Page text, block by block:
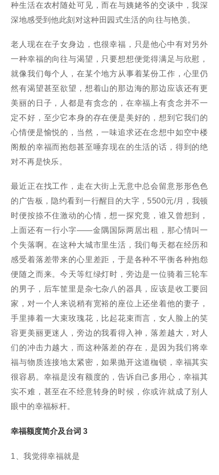
种生活在农村随处可见，而在与姨姥爷的交谈中，我深
深地感受到他此刻对这种田园式生活的向往与艳羡。
老人现在在子女身边，也很幸福，只是他心中有对另外
一种幸福的向往与渴望，只要想想便觉得满足与欣慰，
就像我们每个人，在某个地方从事着某份工作，心里仍
然有渴望甚至欲望，想着山的那边海的那边应该还有更
美丽的日子，人都是有贪念的，在幸福上有贪念并不一
定不好，至少它本身的存在便是美好的，想到它我们的
心情便是愉悦的，当然，一味追求还在念想中如空中楼
阁般的幸福而抱怨甚至唾弃现在的生活的话，得到的绝
对不再是快乐。
最近正在找工作，走在大街上无意中总会留意形形色色
的广告板，隐约看到一行醒目的大字，5500元/月，我顿
时便按捺不住激动的心情，想一探究竟，谁又曾想到，
上面还有一行小字——金隅国际两居出租，那心情叫一
个失落啊。在这种大城市里生活，我们每天都在经历和
感受着落差带来的心里差距，于是各种不平衡各种抱怨
便随之而来。今天等红绿灯时，旁边是一位骑着三轮车
的男子，后车筐里是杂七杂八的器具，应该是收工要回
家，对一个人来说稍有宽裕的座位上还坐着他的妻子，
手里捧着一大束玫瑰花，比起花束而言，女人脸上的笑
容更美丽更迷人，旁边的我看得入神，落差越大，对人
们的冲击力越大，而这种落差的存在，是因为我们将幸
福与物质连接地太紧密，如果抛开这道枷锁，幸福其实
很容易。幸福是没有额度的，告诉自己多用心，幸福其
实不难，甚至在不经意转身的时候，你或许就成了别人
眼中的幸福标杆。
幸福额度简介及台词 3
1、我觉得幸福就是